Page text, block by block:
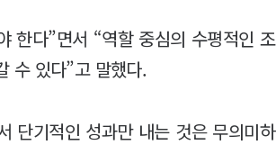
한다”면서 “역할 중심의 수평적인 조
수 있다”고 말했다.
단기적인 성과만 내는 것은 무의미하